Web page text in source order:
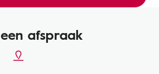
afspraak